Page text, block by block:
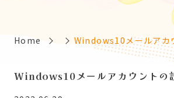
Home Windows10メールアカ
Windows10メールアカウントの